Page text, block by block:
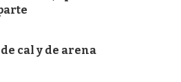
cal y de arena